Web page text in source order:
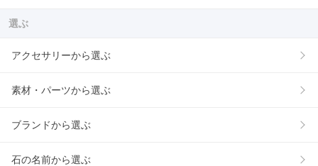
選ぶ
アクセサリーから選ぶ
素材・パーツから選ぶ
ブランドから選ぶ
石の名前から選ぶ